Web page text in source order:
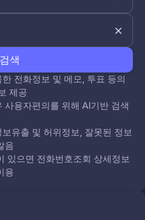
검색
전화정보 및 메모, 투표 등의
제공
사용자편의를 위해 AI기반 검색
유출 및 허위정보, 잘못된 정보
음
있으면 전화번호조회 상세정보
용